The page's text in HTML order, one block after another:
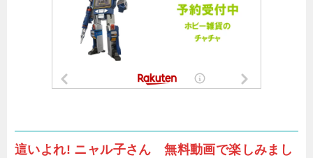
這いよれ! ニャル子さん 無料動画で楽しみまし